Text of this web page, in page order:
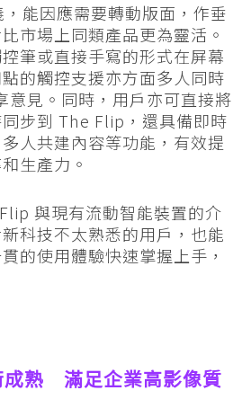
能因應需要轉動版面，作垂
市場上同類產品更為靈活。
筆或直接手寫的形式在屏幕
的觸控支援亦方面多人同時
意見。同時，用戶亦可直接將
步到 The Flip，還具備即時
人共建內容等功能，有效提
生產力。
與現有流動智能裝置的介
科技不太熟悉的用戶，也能
的使用體驗快速掌握上手，
成熟 滿足企業高影像質